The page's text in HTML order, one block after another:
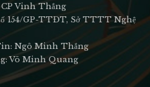
Vinh Thắng
154/GP-TTĐT, Sở TTTT Nghệ
Ngô Minh Thắng
Võ Minh Quang